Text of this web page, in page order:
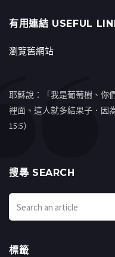
有用連結 USEFUL
瀏覽舊網站
耶穌說：「我是葡萄樹、你
裡面、這人就多結果子．因
15:5）
搜㝷 SEARCH
標籤